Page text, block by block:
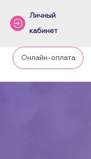
Личный
кабинет
Онлайн-оплата